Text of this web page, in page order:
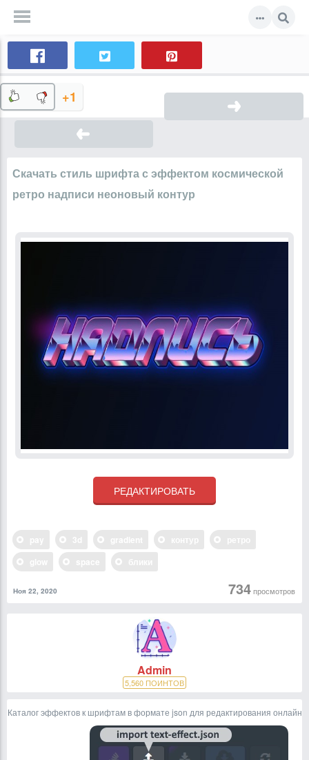
+1
Скачать стиль шрифта с эффектом космической
ретро надписи неоновый контур
734просмотров
Ноя 22, 2020
Admin
5,560 ПОИНТОВ
Каталог эффектов к шрифтам в формате json для редактирования онлайн